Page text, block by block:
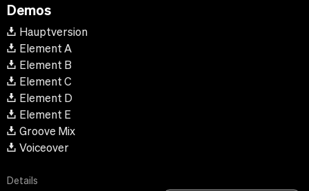
Demos
Hauptversion
Element A
Element B
Element C
Element D
Element E
Groove Mix
Voiceover
Details